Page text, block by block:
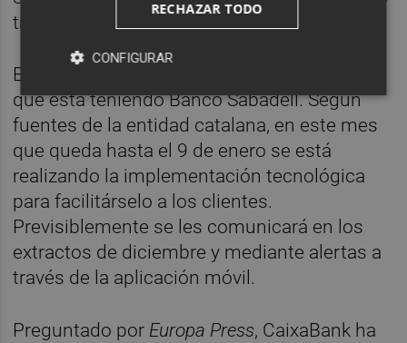
transferencias SEPA estándar".
Esta es una línea de actuación similar a la
que está teniendo Banco Sabadell. Según
fuentes de la entidad catalana, en este mes
que queda hasta el 9 de enero se está
realizando la implementación tecnológica
para facilitárselo a los clientes.
Previsiblemente se les comunicará en los
extractos de diciembre y mediante alertas a
través de la aplicación móvil.
Preguntado por Europa Press, CaixaBank ha
RECHAZAR TODO
CONFIGURAR